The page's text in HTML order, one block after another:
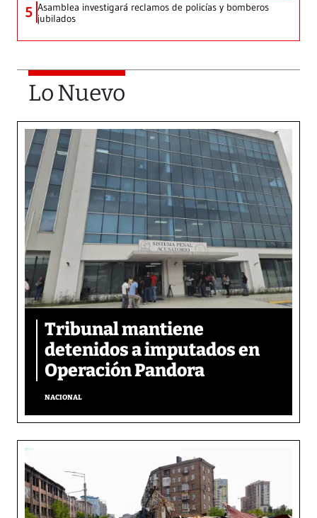
5 Asamblea investigará reclamos de policías y bomberos
jubilados
Lo Nuevo
Tribunal mantiene
detenidos a imputados en
Operación Pandora
NACIONAL